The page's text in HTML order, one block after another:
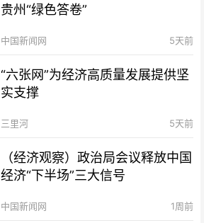
贵州“绿色答卷”
中国新闻网 5天前
“六张网”为经济高质量发展提供坚
实支撑
三里河 5天前
（经济观察）政治局会议释放中国
经济“下半场”三大信号
中国新闻网 1周前